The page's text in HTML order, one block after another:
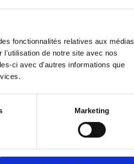
fonctionnalités relatives aux médias
l'utilisation de notre site avec nos
ci avec d'autres informations que
Marketing